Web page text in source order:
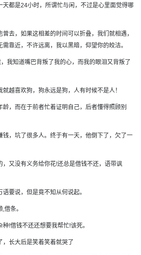
天都是24小时，所谓忙与闲，不过是心里面觉得哪
去，如果这相差的时间可以折叠，我们就相遇，
靠近，不许远离，我以黑暗，仰望你的皎洁。
我知道嘴巴背叛了我的心，而我的眼泪又背叛了
越喜欢狗，狗永远是狗，人有时候不是人！
，而在于前者忙着证明自己，后者懂得照顾别
钱，坑了很多人。终于有一天，他倒下了，欠了一
，又没有义务给你花!还总是借钱不还，语带讽
要说，但是竟不知从何说起。
借条。
!借钱不还还想要我帮忙!该死。
长大后是笑着笑着就哭了